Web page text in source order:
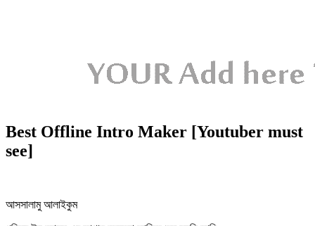
Best Offline Intro Maker [Youtuber must
see]
আসসালামু আলাইকুম